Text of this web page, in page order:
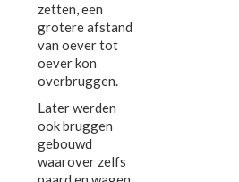
zetten, een
grotere afstand
van oever tot
oever kon
overbruggen.
Later werden
ook bruggen
gebouwd
waarover zelfs